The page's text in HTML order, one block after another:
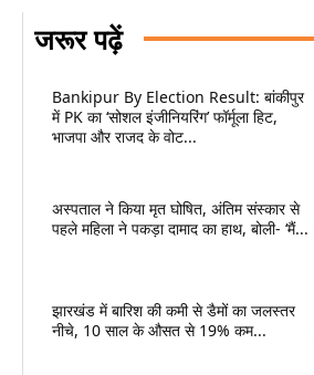
जरूर पढ़ें
Bankipur By Election Result: बांकीपुर
में PK का ‘सोशल इंजीनियरिंग’ फॉर्मूला हिट,
भाजपा और राजद के वोट...
अस्पताल ने किया मृत घोषित, अंतिम संस्कार से
पहले महिला ने पकड़ा दामाद का हाथ, बोली- ‘मैं...
झारखंड में बारिश की कमी से डैमों का जलस्तर
नीचे, 10 साल के औसत से 19% कम...